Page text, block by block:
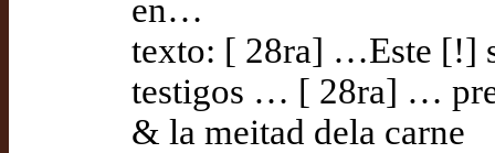
en…
texto: [ 28ra] …Este [!]
testigos … [ 28ra] …
& la meitad dela carne